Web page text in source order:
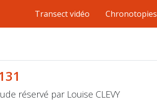
Transect vidéo Chronotopies
réservé par Louise CLEVY